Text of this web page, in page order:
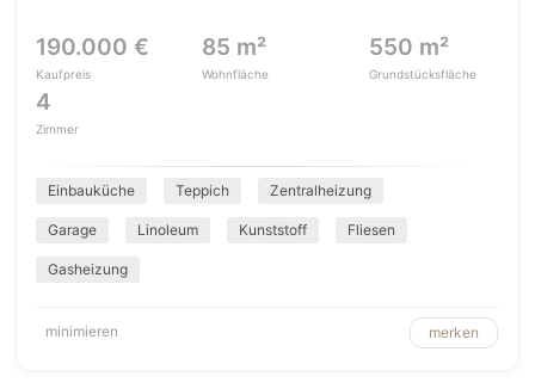
190.000 €
Kaufpreis
85 m²
Wohnfläche
550 m²
Grundstücksfläche
4
Zimmer
Einbauküche Teppich Zentralheizung
Garage Linoleum Kunststoff Fliesen
Gasheizung
minimieren merken